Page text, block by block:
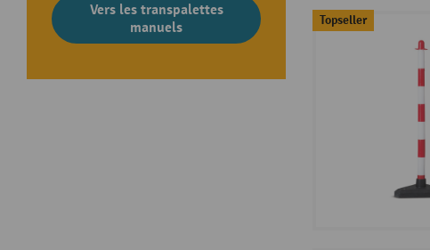
Vers les transpalettes
manuels
Topseller